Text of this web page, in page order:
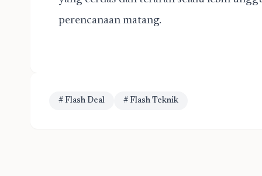
perencanaan matang.
# Flash Deal # Flash Teknik